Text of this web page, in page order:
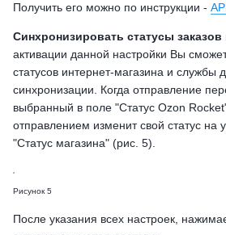
Получить его можно по инструкции -
Синхронизировать статусы заказов
активации данной настройки Вы
статусов интернет-магазина и службы
синхронизации. Когда отправление
выбранный в поле "Статус Ozon
отправлением изменит свой статус на
"Статус магазина" (рис. 5).
Рисунок 5
После указания всех настроек,